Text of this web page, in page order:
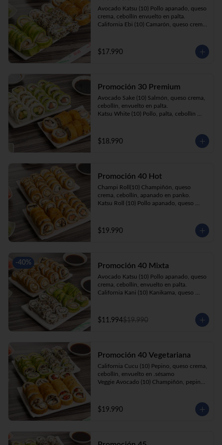
crema envuelto en panko.
Avocado Katsu (10) Pollo apanado, queso
crema, cebollín envuelto en palta.
California Ebi (10) Camarón, queso crema,
crema, cebollín, apanado en panko.
$17.990
Promoción 30 Premium
Avocado Sake (10) Salmón, queso crema,
cebollín, envuelto en palta.
Katsu White (10) Pollo, palta, cebollín
cebollín, apanado en panko.
$18.990
Promoción 40 Hot
Champi Roll(10) Champiñón, queso
crema, cebollín, apanado en panko.
Katsu Roll (10) Pollo apanado, queso
cebollín, apanado en panko.
Kani Roll(10) Kanikama, queso crema,
$19.990
-40% Promoción 40 Mixta
Avocado Katsu (10) Pollo apanado, queso
crema, cebollín, envuelto en palta.
California Kani (10) Kanikama, queso
crema, cebollín, apanado en panko.
Champi Roll (10) Champiñón, queso
$11.994$19.990
Promoción 40 Vegetariana
California Cucu (10) Pepino, queso crema,
cebollín, envuelto en .sésamo
Veggie Avocado (10) Champiñón, pepino,
crema envuelto en panko.
Champi Roll(10) Champiñón, queso
$19.990